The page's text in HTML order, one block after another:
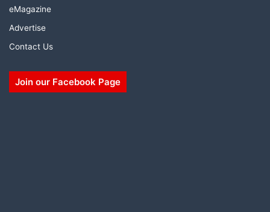
eMagazine
Advertise
Contact Us
Join our Facebook Page